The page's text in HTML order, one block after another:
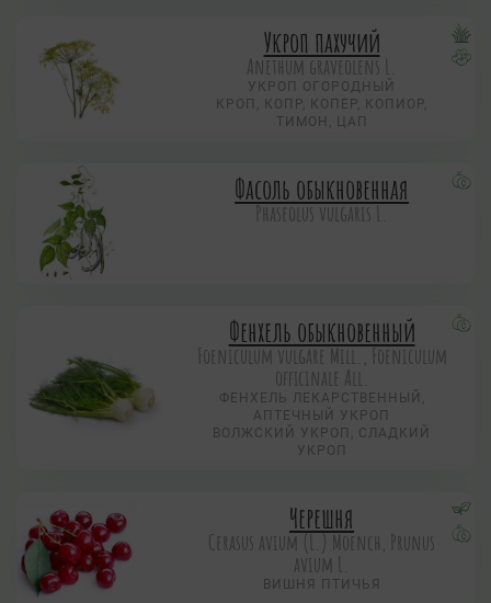
Укроп пахучий
Anethum graveolens L.
УКРОП ОГОРОДНЫЙ
КРОП, КОПР, КОПЕР, КОПИОР,
ТИМОН, ЦАП
Фасоль обыкновенная
Phaseolus vulgaris L.
Фенхель обыкновенный
Foeniculum vulgare Mill., Foeniculum
officinale All.
ФЕНХЕЛЬ ЛЕКАРСТВЕННЫЙ,
АПТЕЧНЫЙ УКРОП
ВОЛЖСКИЙ УКРОП, СЛАДКИЙ
УКРОП
Черешня
Cerasus avium (L.) Moench, Prunus
avium L.
ВИШНЯ ПТИЧЬЯ